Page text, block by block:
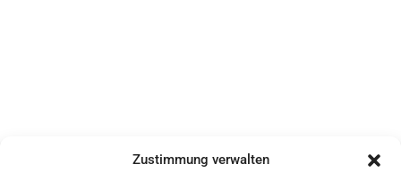
Zustimmung verwalten